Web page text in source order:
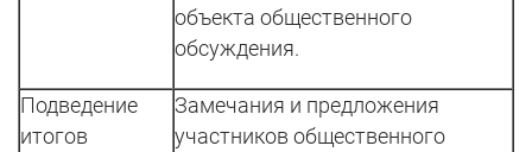
объекта общественного
обсуждения.
Подведение
итогов
Замечания и предложения
участников общественного